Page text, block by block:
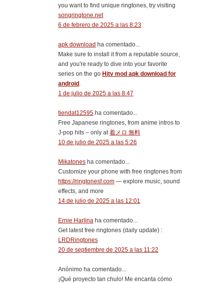
you want to find unique ringtones, try visiting
songringtone.net
6 de febrero de 2025 a las 8:23
apk download ha comentado...
Make sure to install it from a reputable source,
and you're ready to dive into your favorite
series on the go Hitv mod apk download for
android .
1 de julio de 2025 a las 8:47
tiendat12595 ha comentado...
Free Japanese ringtones, from anime intros to
J-pop hits – only at着メロ 無料
10 de julio de 2025 a las 5:26
Mikatones ha comentado...
Customize your phone with free ringtones from
https://ringtonesf.com — explore music, sound
effects, and more
14 de julio de 2025 a las 12:01
Ernie Harlina ha comentado...
Get latest free ringtones (daily update) :
LRDRingtones
20 de septiembre de 2025 a las 11:22
Anónimo ha comentado...
¡Qué proyecto tan chulo! Me encanta cómo